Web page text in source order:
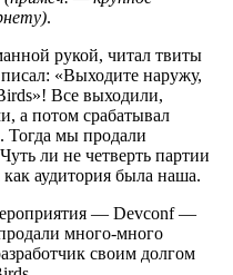
.
рукой, читал твиты
«Выходите наружу,
Все выходили,
а потом срабатывал
Тогда мы продали
ли не четверть партии
аудитория была наша.
— Devconf —
много-много
своим долгом